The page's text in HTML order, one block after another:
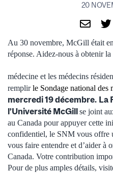
20
Au 30 novembre, McGill était
réponse. Aidez-nous à obtenir la
médecine et les médecins
remplirle Sondage national des
mercredi 19 décembre. La
l’Université McGillse joint
au Canada pour appuyer cette
confidentiel, le SNM vous offre
vous faire entendre et d’aider à
Canada. Votre contribution
Pour de plus amples détails,